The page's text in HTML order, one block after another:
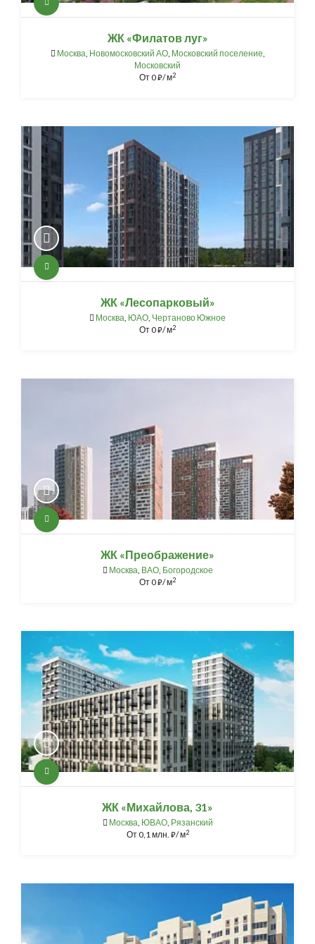
ЖК «Филатов луг»
Москва, Новомосковский АО, Московский поселение,
Московский
От0⃏/ м2
ЖК «Лесопарковый»
Москва, ЮАО, Чертаново Южное
От0⃏/ м2
ЖК «Преображение»
Москва, ВАО, Богородское
От0⃏/ м2
ЖК «Михайлова, 31»
Москва, ЮВАО, Рязанский
От0,1 млн. ⃏/ м2